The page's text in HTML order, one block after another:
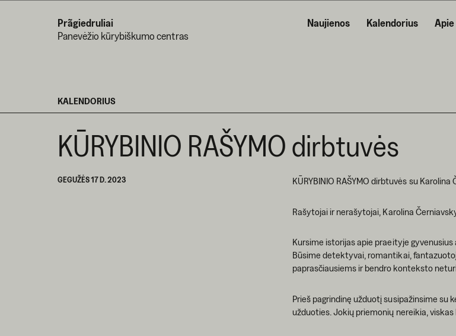
Prãgiedruliai
Panevėžio kūrybiškumo centras
Naujienos Kalendorius Apie
KALENDORIUS
KŪRYBINIO RAŠYMO dirbtuvės
GEGUŽĖS 17 D. 2023 KŪRYBINIO RAŠYMO dirbtuvės su
Rašytojai ir nerašytojai, Karolina
Kursime istorijas apie praeityje
Būsime detektyvai, romantikai,
paprasčiausiems ir bendro konteksto
Prieš pagrindinę užduotį susipažinsime su
užduoties. Jokių priemonių nereikia,